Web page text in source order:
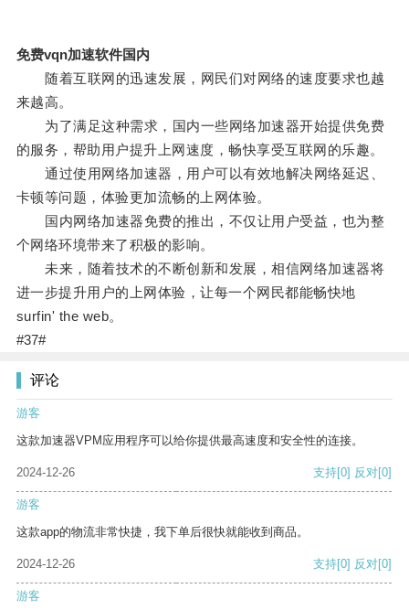
免费vqn加速软件国内
随着互联网的迅速发展，网民们对网络的速度要求也越
来越高。
为了满足这种需求，国内一些网络加速器开始提供免费
的服务，帮助用户提升上网速度，畅快享受互联网的乐趣。
通过使用网络加速器，用户可以有效地解决网络延迟、
卡顿等问题，体验更加流畅的上网体验。
国内网络加速器免费的推出，不仅让用户受益，也为整
个网络环境带来了积极的影响。
未来，随着技术的不断创新和发展，相信网络加速器将
进一步提升用户的上网体验，让每一个网民都能畅快地
surfin' the web。
#37#
评论
游客
这款加速器VPM应用程序可以给你提供最高速度和安全性的连接。
2024-12-26 支持[0] 反对[0]
游客
这款app的物流非常快捷，我下单后很快就能收到商品。
2024-12-26 支持[0] 反对[0]
游客